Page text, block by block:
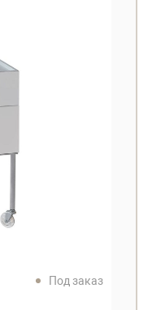
Под заказ